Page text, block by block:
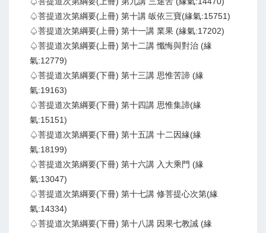
♤菩提道次第綱要(上冊) 第十講 皈依三寶(緣氣:15751)
♤菩提道次第綱要(上冊) 第十一講 業果 (緣氣:17202)
♤菩提道次第綱要(上冊) 第十二講 懺悔與對治 (緣
氣:12779)
♤菩提道次第綱要(下冊) 第十三講 思惟苦諦 (緣
氣:19163)
♤菩提道次第綱要(下冊) 第十四講 思惟集諦(緣
氣:15151)
♤菩提道次第綱要(下冊) 第十五講 十二因緣(緣
氣:18199)
♤菩提道次第綱要(下冊) 第十六講 入大乘門 (緣
氣:13047)
♤菩提道次第綱要(下冊) 第十七講 修菩提心次第(緣
氣:14334)
♤菩提道次第綱要(下冊) 第十八講 因果七教誡 (緣